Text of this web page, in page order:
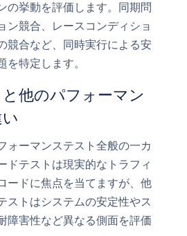
の挙動を評価します。同期問
ン競合、レースコンディショ
競合など、同時実行による安
を特定します。
他のパフォーマン
ォーマンステスト全般の一カ
ドテストは現実的なトラフィ
ードに焦点を当てますが、他
ストはシステムの安定性やス
障害性など異なる側面を評価